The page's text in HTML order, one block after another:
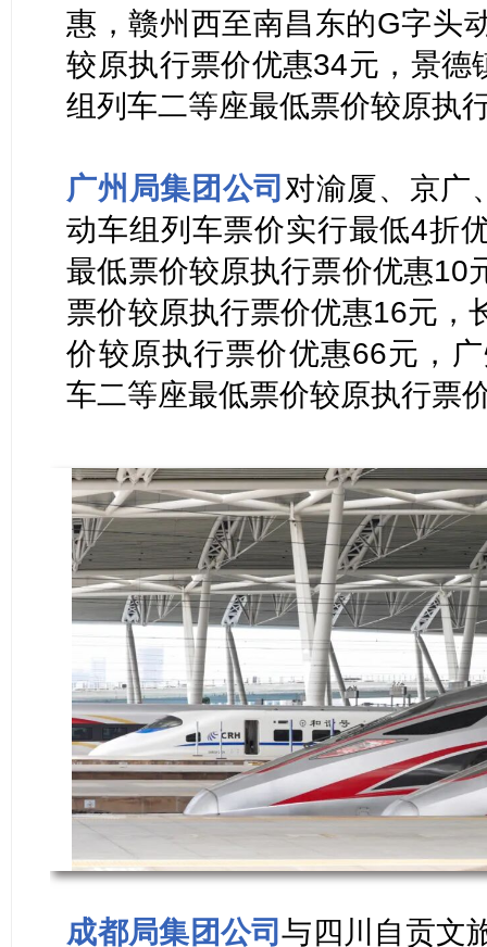
惠，赣州西至南昌东的G字头
较原执行票价优惠34元，景德
组列车二等座最低票价较原执
广州局集团公司 对渝厦、京广
动车组列车票价实行最低4折
最低票价较原执行票价优惠10
票价较原执行票价优惠16元，
价较原执行票价优惠66元，
车二等座最低票价较原执行票
成都局集团公司与四川自贡文